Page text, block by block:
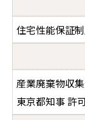
住宅性能保証
産業廃棄物収
東京都知事 許